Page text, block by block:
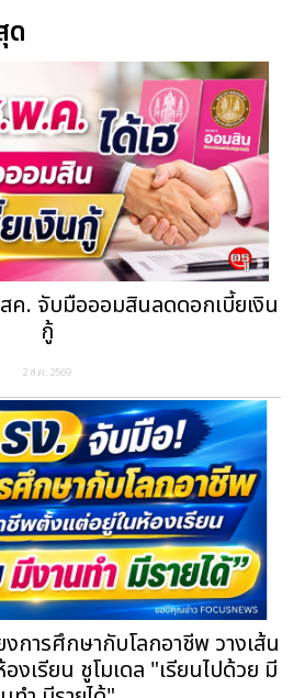
ด
ค. จับมือออมสินลดดอกเบี้ยเงิน
กู้
2 ส.ค. 2569
การศึกษากับโลกอาชีพ วางเส้น
งเรียน ชูโมเดล "เรียนไปด้วย มี